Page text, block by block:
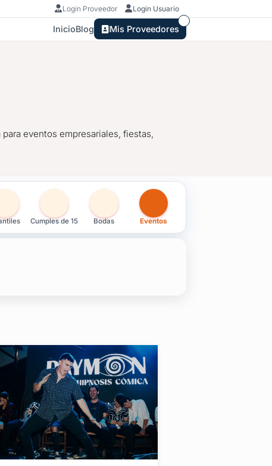
Login Proveedor Login Usuario
InicioBlog Mis Proveedores
eventos empresariales, fiestas,
Cumples de 15 Bodas Eventos
eventos empresariales, fiestas, casamientos, cumpleaños